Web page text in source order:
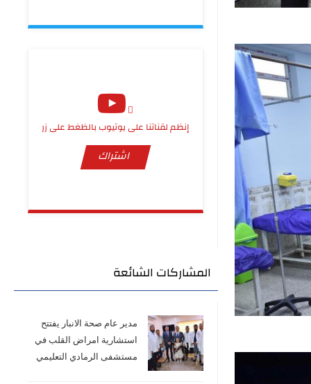
إنظم لقناتنا على يوتيوب بالظغط على زر
اشتراك
المشاركات الشائعة
مدير عام صحة الانبار يفتتح
استشارية امراض القلب في
مستشفى الرمادي التعليمي